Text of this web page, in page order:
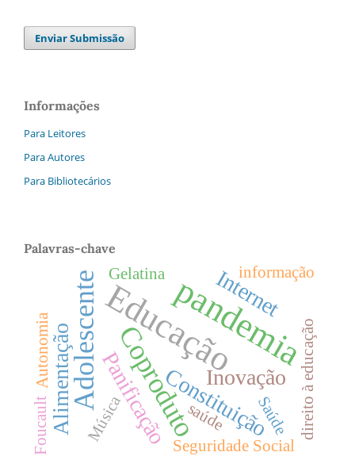
Enviar Submissão
Informações
Para Leitores
Para Autores
Para Bibliotecários
Palavras-chave
pandemia
Educação
AdolescenteCoproduto
Internet
Inovação
PanificaçãoConstituição
Alimentação Música
Seguridade Social
Saúde direito à educação
Gelatina
Autonomia
saúde
Foucault
informação